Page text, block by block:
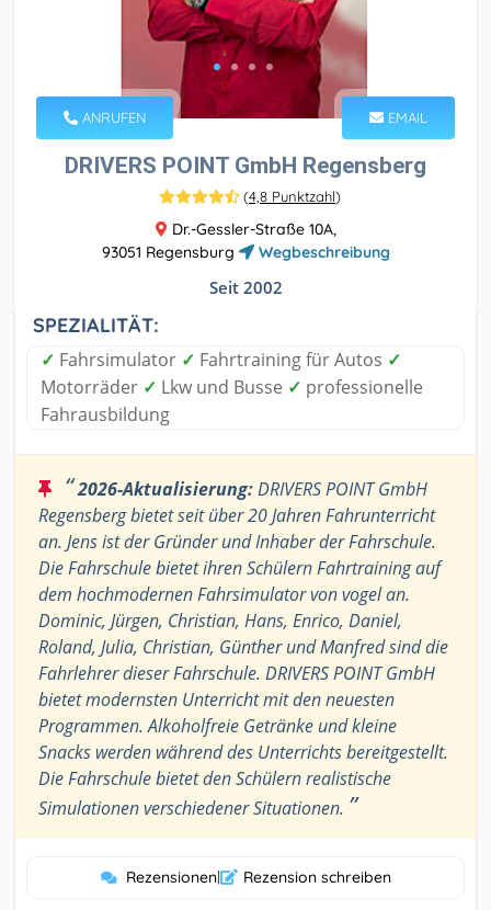
ANRUFEN EMAIL
DRIVERS POINT GmbH Regensberg
(4,8 Punktzahl)
Dr.-Gessler-Straße 10A,
93051 Regensburg
Wegbeschreibung
Seit 2002
SPEZIALITÄT:
✓ Fahrsimulator ✓ Fahrtraining für Autos ✓
Motorräder ✓ Lkw und Busse ✓ professionelle
Fahrausbildung
“2026-Aktualisierung:DRIVERS POINT GmbH
Regensberg bietet seit über 20 Jahren Fahrunterricht
an. Jens ist der Gründer und Inhaber der Fahrschule.
Die Fahrschule bietet ihren Schülern Fahrtraining auf
dem hochmodernen Fahrsimulator von vogel an.
Dominic, Jürgen, Christian, Hans, Enrico, Daniel,
Roland, Julia, Christian, Günther und Manfred sind die
Fahrlehrer dieser Fahrschule. DRIVERS POINT GmbH
bietet modernsten Unterricht mit den neuesten
Programmen. Alkoholfreie Getränke und kleine
Snacks werden während des Unterrichts bereitgestellt.
Die Fahrschule bietet den Schülern realistische
Simulationen verschiedener Situationen. ”
Rezensionen| Rezension schreiben